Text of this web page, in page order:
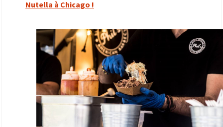
Nutella à Chicago !